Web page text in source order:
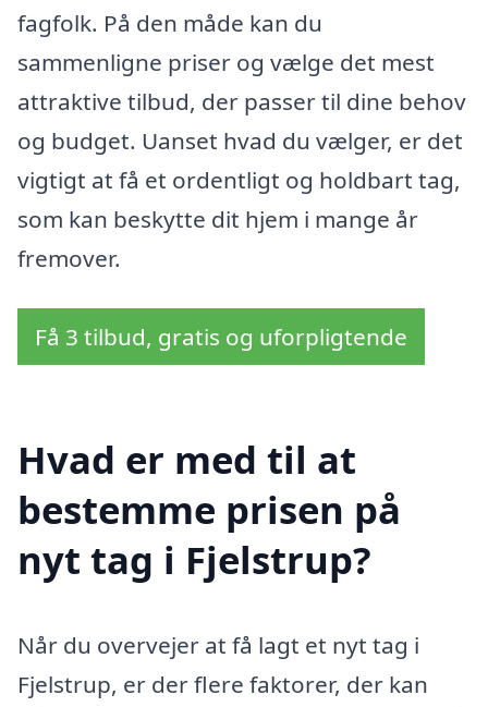
fagfolk. På den måde kan du
sammenligne priser og vælge det mest
attraktive tilbud, der passer til dine behov
og budget. Uanset hvad du vælger, er det
vigtigt at få et ordentligt og holdbart tag,
som kan beskytte dit hjem i mange år
fremover.
Få 3 tilbud, gratis og uforpligtende
Hvad er med til at
bestemme prisen på
nyt tag i Fjelstrup?
Når du overvejer at få lagt et nyt tag i
Fjelstrup, er der flere faktorer, der kan